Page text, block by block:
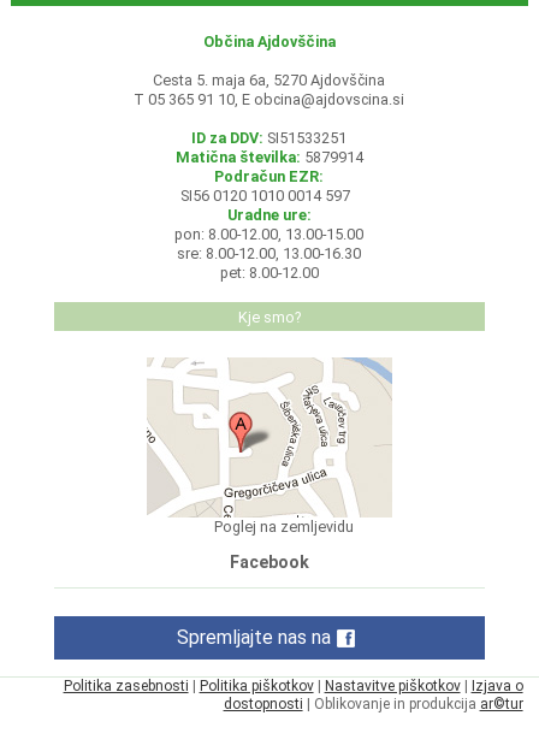
Občina Ajdovščina
Cesta 5. maja 6a, 5270 Ajdovščina
T 05 365 91 10, E obcina@ajdovscina.si
ID za DDV: SI51533251
Matična številka: 5879914
Podračun EZR:
SI56 0120 1010 0014 597
Uradne ure:
pon: 8.00-12.00, 13.00-15.00
sre: 8.00-12.00, 13.00-16.30
pet: 8.00-12.00
Kje smo?
Poglej na zemljevidu
Facebook
Spremljajte nas na
Politika zasebnosti Politika piškotkov| Nastavitve piškotkov|
Izjava o
dostopnosti | Oblikovanje in produkcija ar©tur